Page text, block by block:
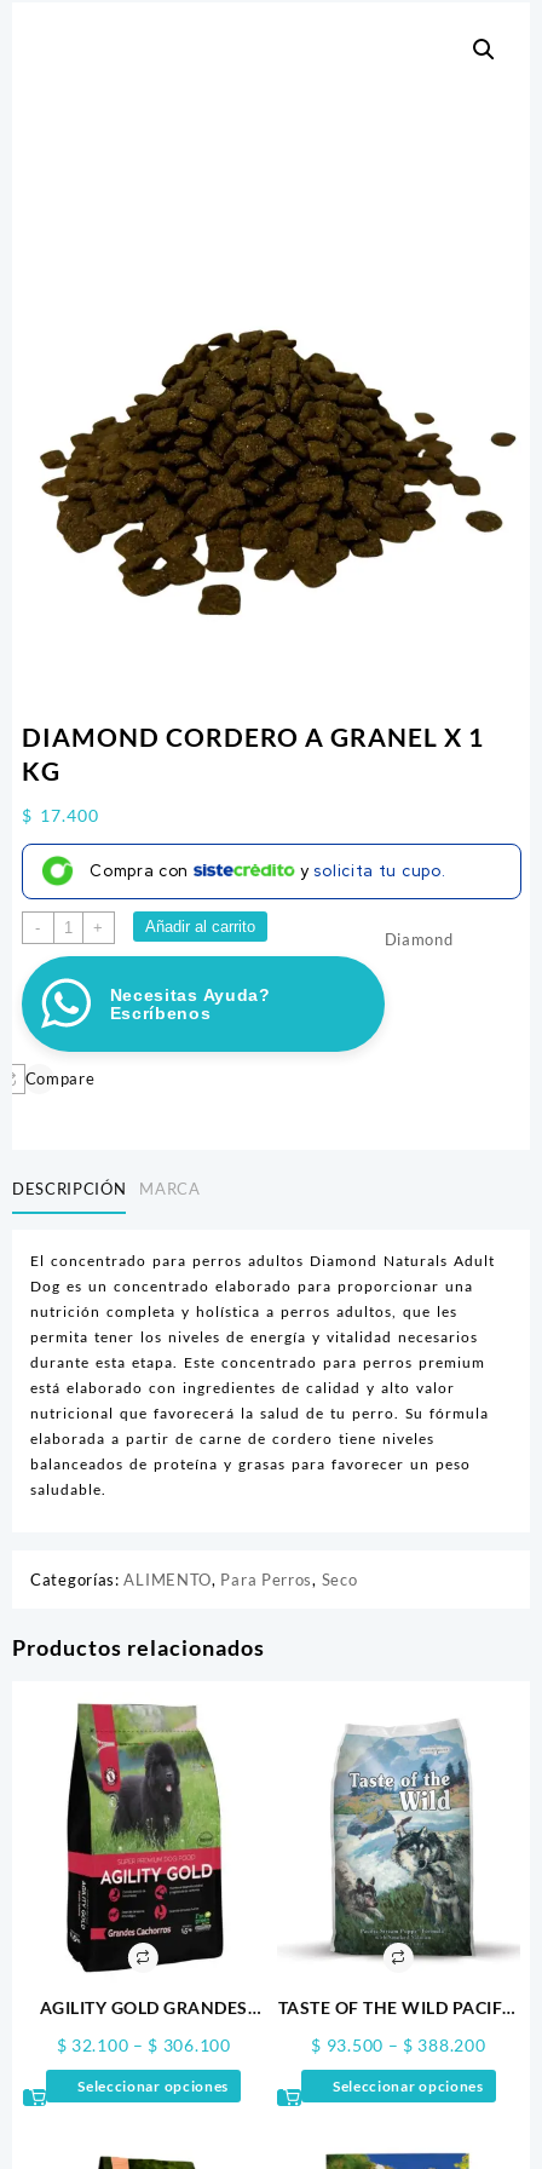
DIAMOND CORDERO A GRANEL X 1
KG
$ 17.400
Compra con y solicita tu cupo.
-
DIAMOND
CORDERO
A
GRANEL
X
1
KG
+ Añadir al carrito
Necesitas Ayuda?
Escríbenos
Compare
Diamond
DESCRIPCIÓN MARCA
El concentrado para perros adultos Diamond Naturals Adult
Dog es un concentrado elaborado para proporcionar una
nutrición completa y holística a perros adultos, que les
permita tener los niveles de energía y vitalidad necesarios
durante esta etapa. Este concentrado para perros premium
está elaborado con ingredientes de calidad y alto valor
nutricional que favorecerá la salud de tu perro. Su fórmula
elaborada a partir de carne de cordero tiene niveles
balanceados de proteína y grasas para favorecer un peso
saludable.
Categorías:ALIMENTO, Para Perros, Seco
Productos relacionados
AGILITY GOLD GRANDES
$ 32.100 – $ 306.100Price
range:
$ 32.100
Seleccionar opciones
producto
TASTE OF THE WILD PACIFIC
$ 93.500 – $ 388.200Price
range:
Seleccionar opciones